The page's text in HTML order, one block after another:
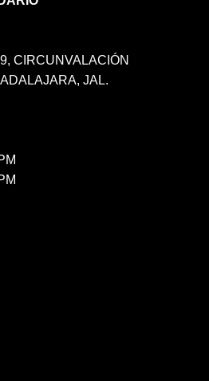
CIRCUNVALACIÓN
JAL.